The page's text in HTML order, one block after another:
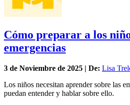
Cómo preparar a los
emergencias
3 de Noviembre de 2025 | De: Lisa
Los niños necesitan aprender sobre las
puedan entender y hablar sobre ello.